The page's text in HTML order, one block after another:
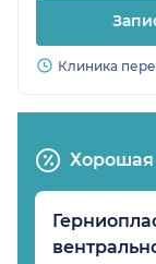
Клиника
Хорошая